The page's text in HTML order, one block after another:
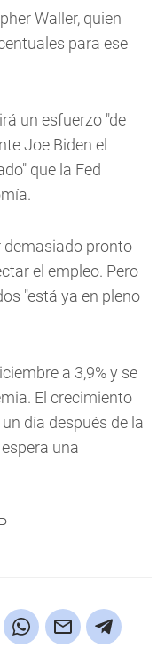
Waller, quien
para ese
un esfuerzo "de
Joe Biden el
que la Fed
demasiado pronto
el empleo. Pero
"está ya en pleno
a 3,9% y se
El crecimiento
día después de la
una